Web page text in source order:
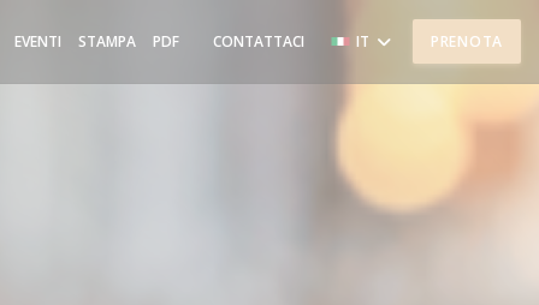
EVENTI STAMPA PDF((APRE UNA NUOVA FINESTRA))
((APRE UNA NUOVA FINESTRA))
CONTATTACI IT PRENOTA